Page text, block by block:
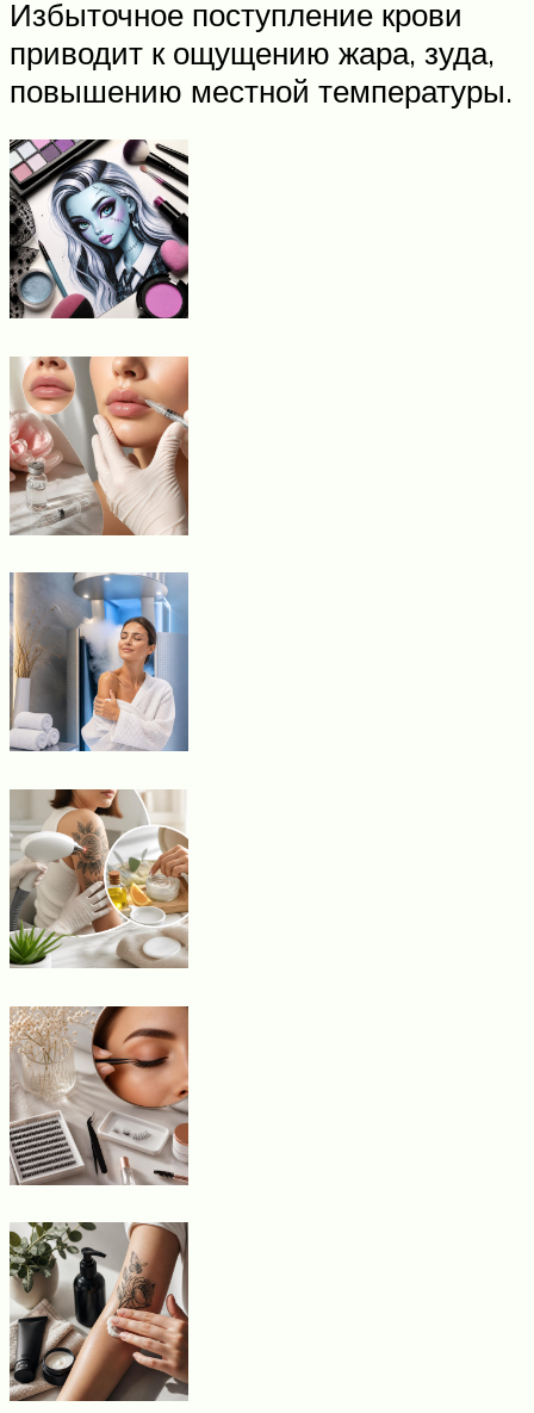
Избыточное поступление крови
приводит к ощущению жара, зуда,
повышению местной температуры.